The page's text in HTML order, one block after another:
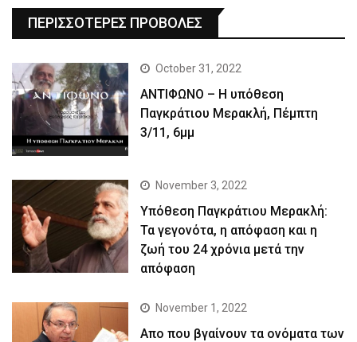
ΠΕΡΙΣΣΟΤΕΡΕΣ ΠΡΟΒΟΛΕΣ
October 31, 2022
ΑΝΤΙΦΩΝΟ – Η υπόθεση
Παγκράτιου Μερακλή, Πέμπτη
3/11, 6μμ
November 3, 2022
Yπόθεση Παγκράτιου Μερακλή:
Τα γεγονότα, η απόφαση και η
ζωή του 24 χρόνια μετά την
απόφαση
November 1, 2022
Απο που βγαίνουν τα ονόματα των